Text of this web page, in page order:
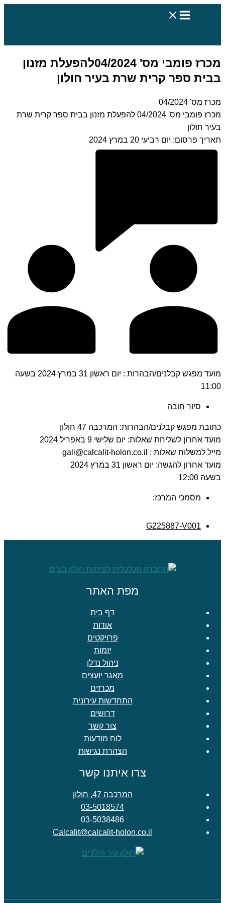
דילוג
מכרז פומבי מס' 04/2024להפעלת מזנון
בבית ספר קרית שרת בעיר חולון
מכרז מס' 04/2024
מכרז פומבי מס' 04/2024 להפעלת מזנון בבית ספר קרית שרת
בעיר חולון
תאריך פרסום: יום רביעי 20 במרץ 2024
מועד מפגש קבלנים/הבהרות : יום ראשון 31 במרץ 2024 בשעה
11:00
סיור חובה
כתובת מפגש קבלנים/הבהרות: המרכבה 47 חולון
מועד אחרון לשליחת שאלות: יום שלישי 9 באפריל 2024
מייל למשלוח שאלות : gali@calcalit-holon.co.il
מועד אחרון להגשה: יום ראשון 31 במרץ 2024
בשעה 12:00
מסמכי המרכז:
G225887-V001
מפת האתר
דף בית
אודות
פרויקטים
יזמות
ניהול נדלן
מאגר יועצים
מכרזים
התחדשות עירונית
דרושים
צור קשר
לוח מודעות
הצהרת נגישות
צרו איתנו קשר
המרכבה 47, חולון
03-5018574
03-5038486
Calcalit@calcalit-holon.co.il